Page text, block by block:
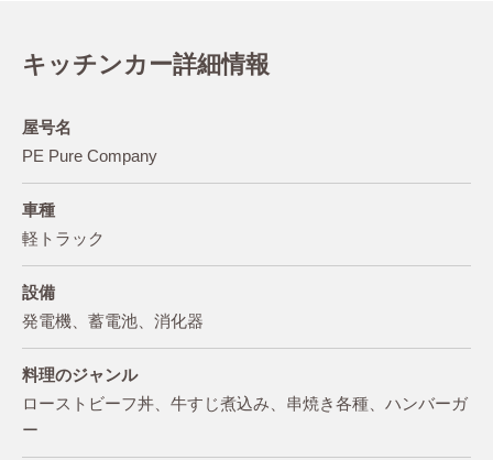
キッチンカー詳細情報
屋号名
PE Pure Company
車種
軽トラック
設備
発電機、蓄電池、消化器
料理のジャンル
ローストビーフ丼、牛すじ煮込み、串焼き各種、ハンバーガ
ー